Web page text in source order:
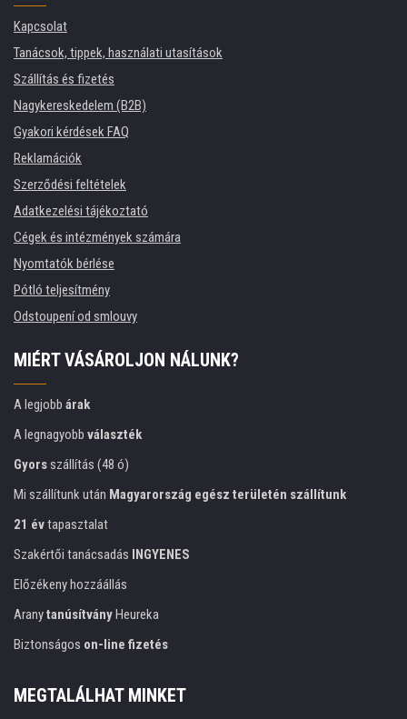
Kapcsolat
Tanácsok, tippek, használati utasítások
Szállítás és fizetés
Nagykereskedelem (B2B)
Gyakori kérdések FAQ
Reklamációk
Szerződési feltételek
Adatkezelési tájékoztató
Cégek és intézmények számára
Nyomtatók bérlése
Pótló teljesítmény
Odstoupení od smlouvy
MIÉRT VÁSÁROLJON NÁLUNK?
A legjobb árak
A legnagyobb választék
Gyorsszállítás (48 ó)
Mi szállítunk után Magyarország egész területén szállítunk
21 évtapasztalat
Szakértői tanácsadás
INGYENES
Előzékeny hozzáállás
Aranytanúsítvány Heureka
Biztonságos on-line fizetés
MEGTALÁLHAT MINKET